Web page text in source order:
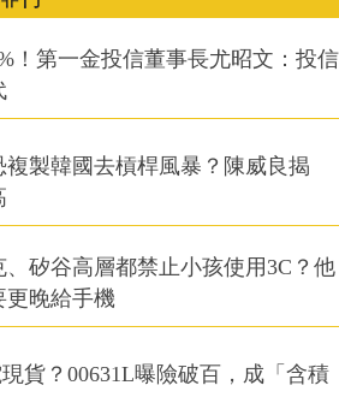
！第一金投信董事長尤昭文：投信
製韓國去槓桿風暴？陳威良揭
矽谷高層都禁止小孩使用3C？他
更晚給手機
貨？00631L曝險破百，成「含積